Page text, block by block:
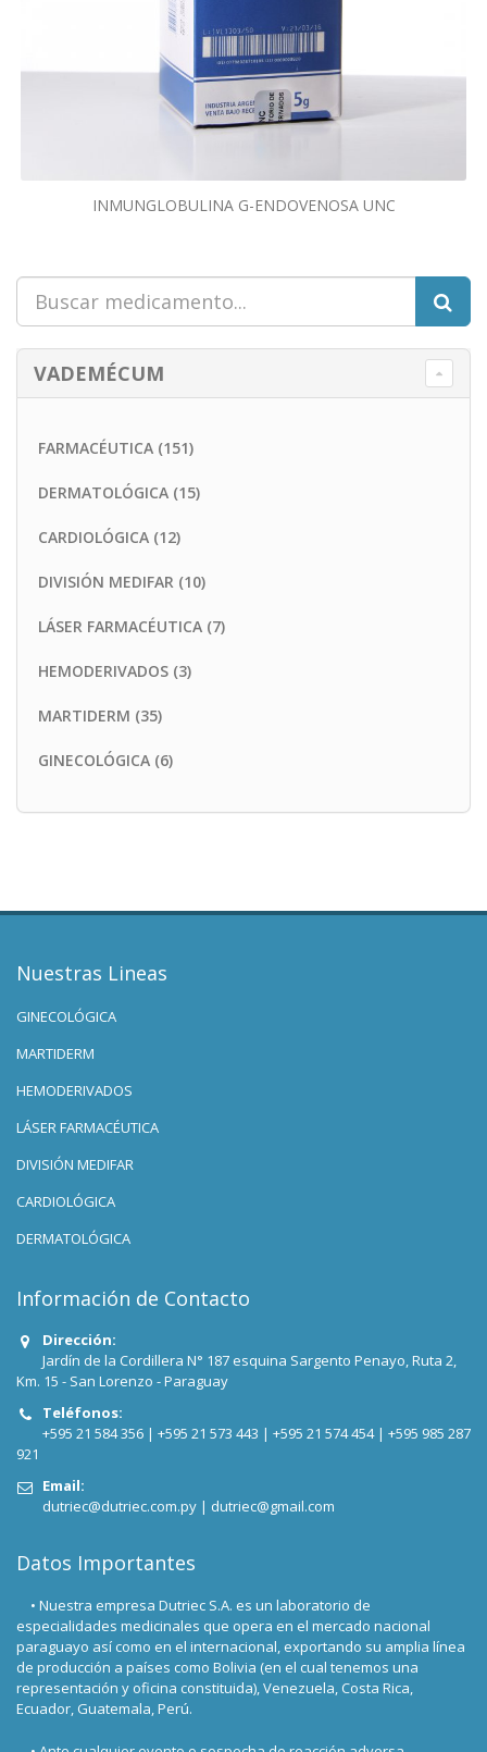
INMUNGLOBULINA G-ENDOVENOSA UNC
VADEMÉCUM
FARMACÉUTICA (151)
DERMATOLÓGICA (15)
CARDIOLÓGICA (12)
DIVISIÓN MEDIFAR (10)
LÁSER FARMACÉUTICA (7)
HEMODERIVADOS (3)
MARTIDERM (35)
GINECOLÓGICA (6)
Nuestras Lineas
GINECOLÓGICA
MARTIDERM
HEMODERIVADOS
LÁSER FARMACÉUTICA
DIVISIÓN MEDIFAR
CARDIOLÓGICA
DERMATOLÓGICA
Información de Contacto
Dirección:
Jardín de la Cordillera N° 187 esquina Sargento Penayo, Ruta 2,
Km. 15 - San Lorenzo - Paraguay
Teléfonos:
+595 21 584 356 | +595 21 573 443 | +595 21 574 454 | +595 985 287
921
Email:
dutriec@dutriec.com.py | dutriec@gmail.com
Datos Importantes
• Nuestra empresa Dutriec S.A. es un laboratorio de
especialidades medicinales que opera en el mercado nacional
paraguayo así como en el internacional, exportando su amplia línea
de producción a países como Bolivia (en el cual tenemos una
representación y oficina constituida), Venezuela, Costa Rica,
Ecuador, Guatemala, Perú.